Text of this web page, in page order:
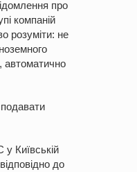
про
компаній
розуміти: не
автоматично
Київській
до